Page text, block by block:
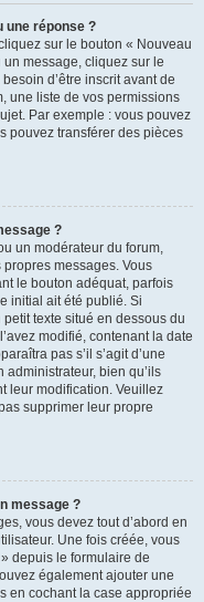
une réponse ?
sur le bouton « Nouveau
message, cliquez sur le
d’être inscrit avant de
une liste de vos permissions
Par exemple : vous pouvez
pouvez transférer des pièces
?
un modérateur du forum,
messages. Vous
le bouton adéquat, parfois
initial ait été publié. Si
texte situé en dessous du
modifié, contenant la date
pas s’il s’agit d’une
bien qu’ils
leur modification. Veuillez
supprimer leur propre
message ?
vous devez tout d’abord en
Une fois créée, vous
depuis le formulaire de
également ajouter une
en cochant la case appropriée